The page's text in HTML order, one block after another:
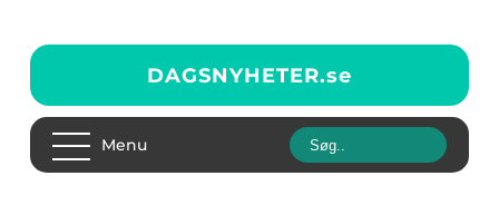
DAGSNYHETER.se
Menu